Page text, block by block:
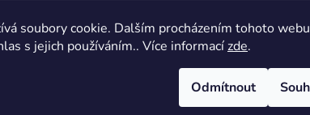
soubory cookie. Dalším procházením tohoto webu
s jejich používáním.. Více informacízde.
Odmítnout
natočil Požár Mlýna své nejznámější album
hitu Halušky z chlastu nyní vychází ve vinylové